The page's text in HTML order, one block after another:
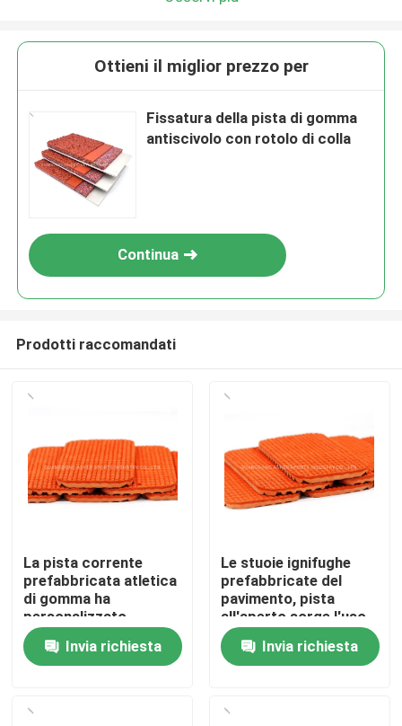
Casa.
Prodotti
Ottieni il miglior prezzo per
Fissatura della pista di gomma
antiscivolo con rotolo di colla
Continua
Prodotti raccomandati
La pista corrente
prefabbricata atletica
di gomma ha
personalizzato
ignifugo
Invia richiesta
Le stuoie ignifughe
prefabbricate del
pavimento, pista
all'aperto sorge l'uso
della pista
Invia richiesta